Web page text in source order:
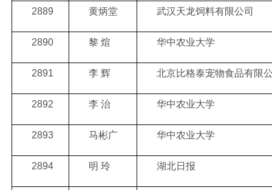
2889 黄炳堂 武汉天龙饲料有限公司
2890 黎 煊 华中农业大学
2891 李 辉 北京比格泰宠物食品有限
2892 李 治 华中农业大学
2893 马彬广 华中农业大学
2894 明 玲 湖北日报